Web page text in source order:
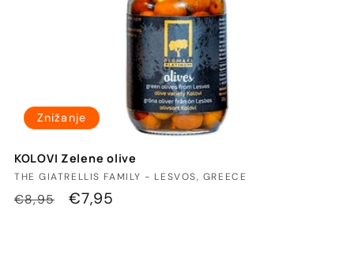
Znižanje
KOLOVI Zelene olive
Ponudnik:
THE GIATRELLIS FAMILY - LESVOS, GREECE
Redna
€8,95
Znižana
€7,95